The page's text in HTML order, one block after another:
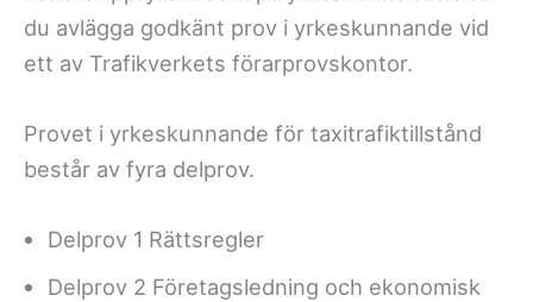
du avlägga godkänt prov i yrkeskunnande vid
ett av Trafikverkets förarprovskontor.
Provet i yrkeskunnande för taxitrafiktillstånd
består av fyra delprov.
Delprov 1 Rättsregler
Delprov 2 Företagsledning och ekonomisk